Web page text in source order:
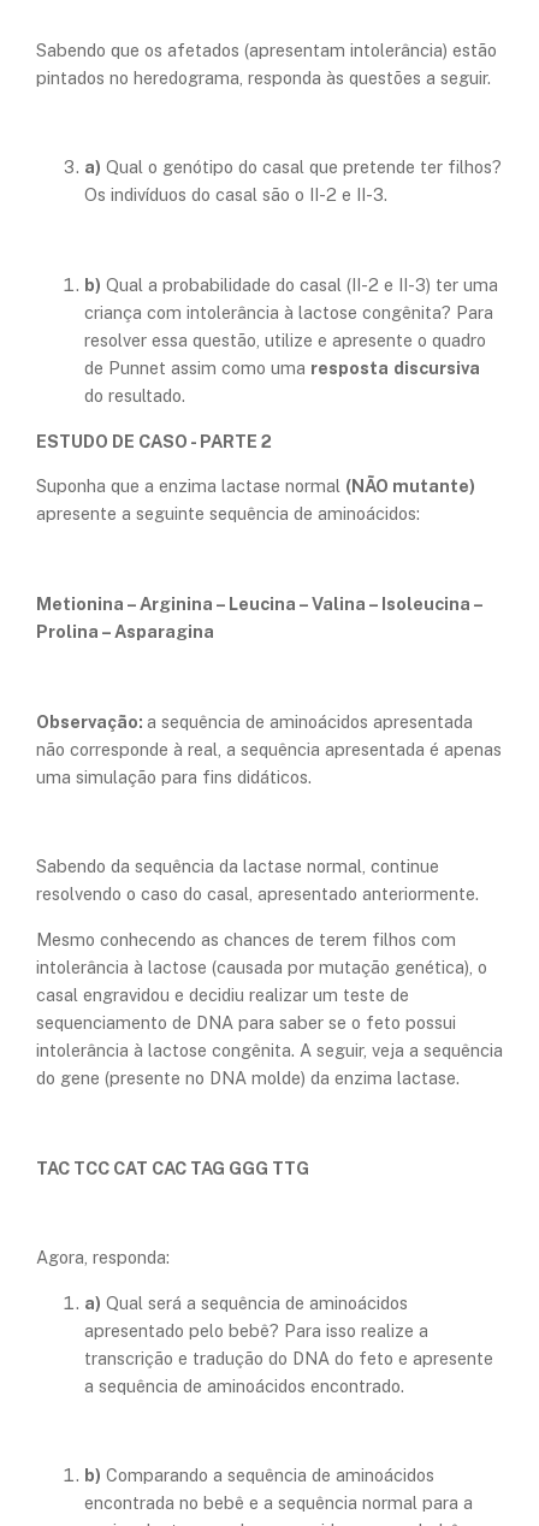
Sabendo que os afetados (apresentam intolerância) estão
pintados no heredograma, responda às questões a seguir.
a) Qual o genótipo do casal que pretende ter filhos?
Os indivíduos do casal são o II-2 e II-3.
b) Qual a probabilidade do casal (II-2 e II-3) ter uma
criança com intolerância à lactose congênita? Para
resolver essa questão, utilize e apresente o quadro
de Punnet assim como uma resposta discursiva
do resultado.
ESTUDO DE CASO - PARTE 2
Suponha que a enzima lactase normal (NÃO mutante)
apresente a seguinte sequência de aminoácidos:
Metionina – Arginina – Leucina – Valina – Isoleucina –
Prolina – Asparagina
Observação: a sequência de aminoácidos apresentada
não corresponde à real, a sequência apresentada é apenas
uma simulação para fins didáticos.
Sabendo da sequência da lactase normal, continue
resolvendo o caso do casal, apresentado anteriormente.
Mesmo conhecendo as chances de terem filhos com
intolerância à lactose (causada por mutação genética), o
casal engravidou e decidiu realizar um teste de
sequenciamento de DNA para saber se o feto possui
intolerância à lactose congênita. A seguir, veja a sequência
do gene (presente no DNA molde) da enzima lactase.
TAC TCC CAT CAC TAG GGG TTG
Agora, responda:
a) Qual será a sequência de aminoácidos
apresentado pelo bebê? Para isso realize a
transcrição e tradução do DNA do feto e apresente
a sequência de aminoácidos encontrado.
b) Comparando a sequência de aminoácidos
encontrada no bebê e a sequência normal para a